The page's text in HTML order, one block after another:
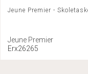
Jeune Premier -
Jeune Premier
Erx26265